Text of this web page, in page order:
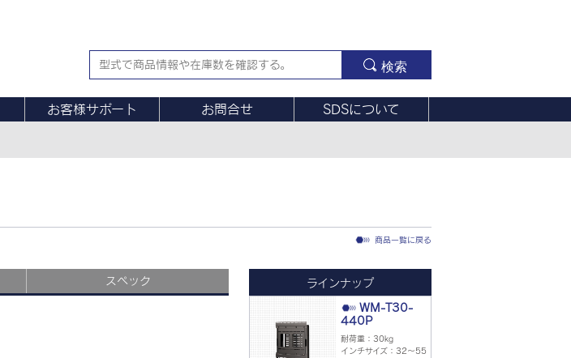
検索
お客様サポート お問合せ SDSについて
商品一覧に戻る
スペック ラインナップ
WM-T30-
440P
耐荷重：30kg
インチサイズ：32～55